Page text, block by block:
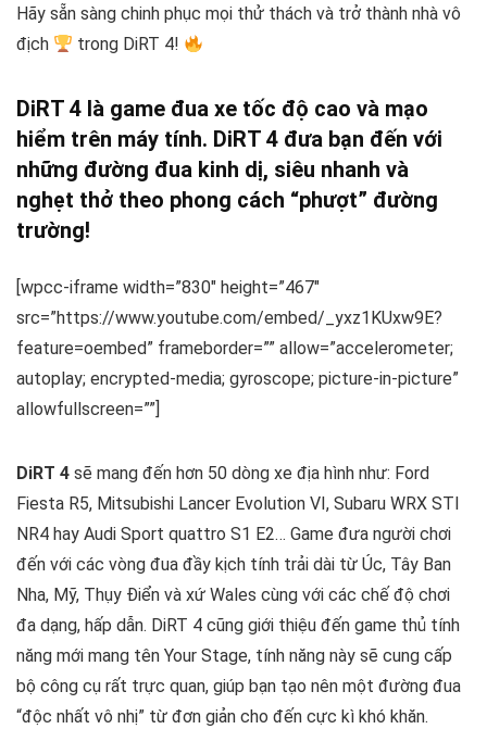
Hãy sẵn sàng chinh phục mọi thử thách và trở thành nhà vô
địch
trong DiRT 4!
DiRT 4 là game đua xe tốc độ cao và mạo
hiểm trên máy tính. DiRT 4 đưa bạn đến với
những đường đua kinh dị, siêu nhanh và
nghẹt thở theo phong cách “phượt” đường
trường!
[wpcc-iframe width=”830″ height=”467″
src=”https://www.youtube.com/embed/_yxz1KUxw9E?
feature=oembed” frameborder=”” allow=”accelerometer;
autoplay; encrypted-media; gyroscope; picture-in-picture”
allowfullscreen=””]
DiRT 4 sẽ mang đến hơn 50 dòng xe địa hình như: Ford
Fiesta R5, Mitsubishi Lancer Evolution VI, Subaru WRX STI
NR4 hay Audi Sport quattro S1 E2… Game đưa người chơi
đến với các vòng đua đầy kịch tính trải dài từ Úc, Tây Ban
Nha, Mỹ, Thụy Điển và xứ Wales cùng với các chế độ chơi
đa dạng, hấp dẫn. DiRT 4 cũng giới thiệu đến game thủ tính
năng mới mang tên Your Stage, tính năng này sẽ cung cấp
bộ công cụ rất trực quan, giúp bạn tạo nên một đường đua
“độc nhất vô nhị” từ đơn giản cho đến cực kì khó khăn.